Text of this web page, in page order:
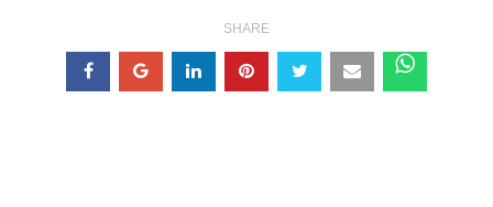
SHARE